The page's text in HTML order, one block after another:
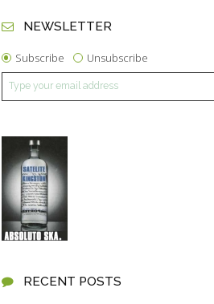
NEWSLETTER
Subscribe Unsubscribe
RECENT POSTS